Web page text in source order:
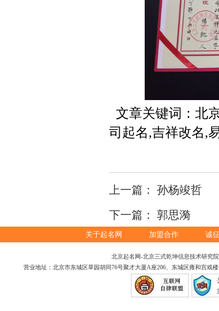
文章关键词：北
司起名,吉祥改名,
上一篇： 孙杨竣哲
下一篇： 郭思漪
关于起名网 加盟合作 诚
北京起名网-北京三式乾坤信息技术研究
营业地址：北京市东城区草园胡同76号聚才大厦A座206、东城区雍和宫戏